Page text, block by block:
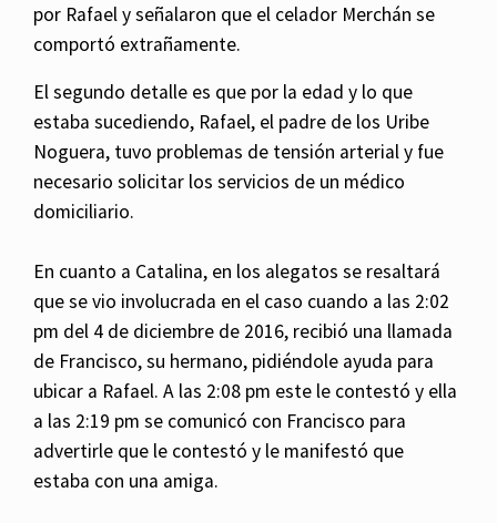
por Rafael y señalaron que el celador Merchán se
comportó extrañamente.
El segundo detalle es que por la edad y lo que
estaba sucediendo, Rafael, el padre de los Uribe
Noguera, tuvo problemas de tensión arterial y fue
necesario solicitar los servicios de un médico
domiciliario.
En cuanto a Catalina, en los alegatos se resaltará
que se vio involucrada en el caso cuando a las 2:02
pm del 4 de diciembre de 2016, recibió una llamada
de Francisco, su hermano, pidiéndole ayuda para
ubicar a Rafael. A las 2:08 pm este le contestó y ella
a las 2:19 pm se comunicó con Francisco para
advertirle que le contestó y le manifestó que
estaba con una amiga.